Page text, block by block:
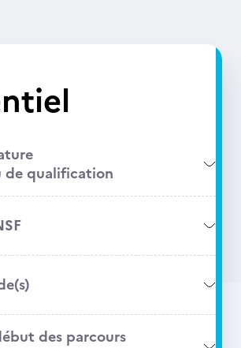
de qualification
des parcours